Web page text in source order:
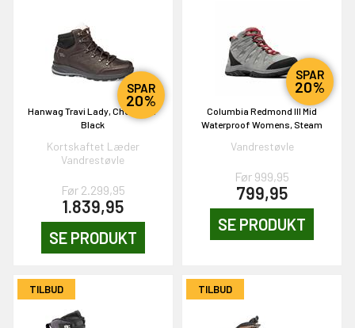
SPAR
20%
Hanwag Travi Lady, Chestnut /
Black
Kortskaftet Læder
Vandrestøvle
Før 2.299,95
1.839,95
SE PRODUKT
SPAR
20%
Columbia Redmond III Mid
Waterproof Womens, Steam
Vandrestøvle
Før 999,95
799,95
SE PRODUKT
TILBUD TILBUD